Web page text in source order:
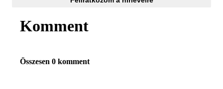
Komment
Összesen 0 komment